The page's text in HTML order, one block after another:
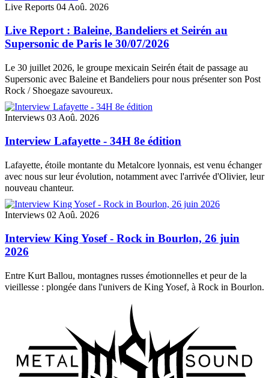
Live Reports 04 Aoû. 2026
Live Report : Baleine, Bandeliers et Seirén au
Supersonic de Paris le 30/07/2026
Le 30 juillet 2026, le groupe mexicain Seirén était de passage au
Supersonic avec Baleine et Bandeliers pour nous présenter son Post
Rock / Shoegaze savoureux.
Interviews 03 Aoû. 2026
Interview Lafayette - 34H 8e édition
Lafayette, étoile montante du Metalcore lyonnais, est venu échanger
avec nous sur leur évolution, notamment avec l'arrivée d'Olivier, leur
nouveau chanteur.
Interviews 02 Aoû. 2026
Interview King Yosef - Rock in Bourlon, 26 juin
2026
Entre Kurt Ballou, montagnes russes émotionnelles et peur de la
vieillesse : plongée dans l'univers de King Yosef, à Rock in Bourlon.